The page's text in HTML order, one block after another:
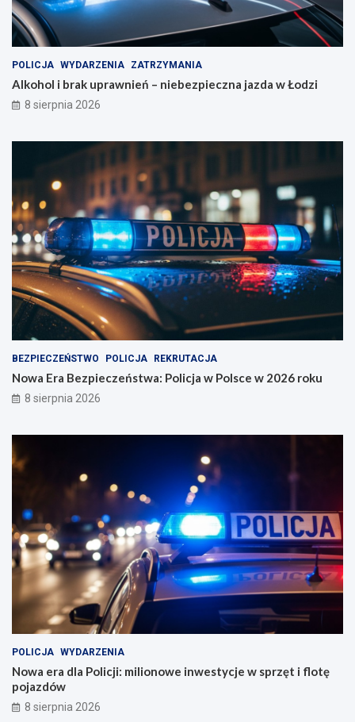
POLICJA WYDARZENIA ZATRZYMANIA
Alkohol i brak uprawnień – niebezpieczna jazda w Łodzi
8 sierpnia 2026
BEZPIECZEŃSTWO POLICJA REKRUTACJA
Nowa Era Bezpieczeństwa: Policja w Polsce w 2026 roku
8 sierpnia 2026
POLICJA WYDARZENIA
Nowa era dla Policji: milionowe inwestycje w sprzęt i flotę
pojazdów
8 sierpnia 2026